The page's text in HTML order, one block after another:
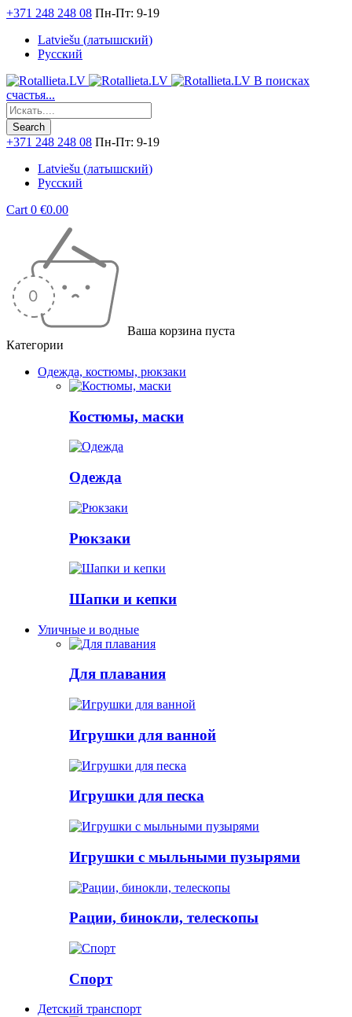
+371 248 248 08 Пн-Пт: 9-19
Latviešu (латышский)
Русский
В поисках
счастья...
+371 248 248 08 Пн-Пт: 9-19
Latviešu (латышский)
Русский
Cart 0 €0.00
Ваша корзина пуста
Категории
Одежда, костюмы, рюкзаки
Костюмы, маски
Одежда
Рюкзаки
Шапки и кепки
Уличные и водные
Для плавания
Игрушки для ванной
Игрушки для песка
Игрушки с мыльными пузырями
Рации, бинокли, телескопы
Спорт
Детский транспорт